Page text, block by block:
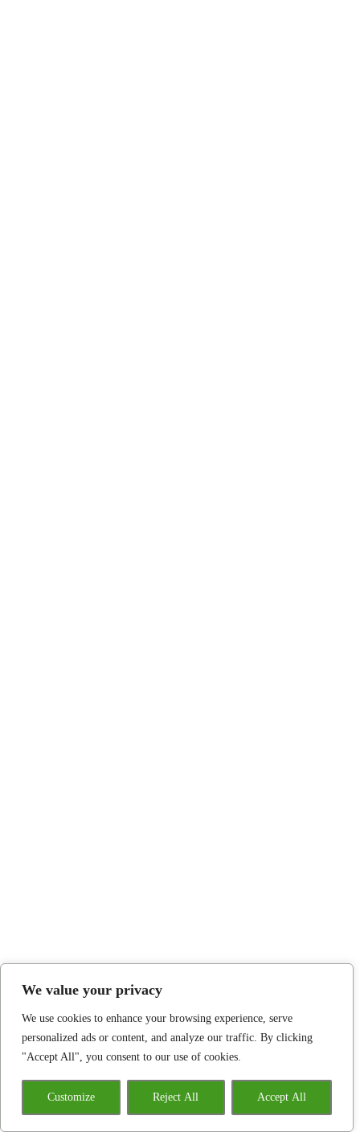
We value your privacy
We use cookies to enhance your browsing experience, serve
personalized ads or content, and analyze our traffic. By clicking
"Accept All", you consent to our use of cookies.
Customize Reject All Accept All